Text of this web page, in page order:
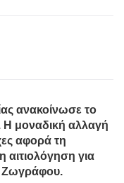
ανακοίνωσε το
Η μοναδική αλλαγή
αφορά τη
αιτιολόγηση για
Ζωγράφου.